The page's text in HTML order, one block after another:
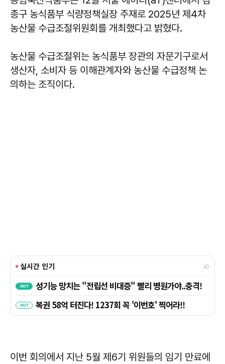
종구 농식품부 식량정책실장 주재로 2025년 제4차
농산물 수급조절위원회를 개최했다고 밝혔다.
농산물 수급조절위는 농식품부 장관의 자문기구로서
생산자, 소비자 등 이해관계자와 농산물 수급정책 논
의하는 조직이다.
이번 회의에서 지난 5월 제6기 위원들의 임기 만료에